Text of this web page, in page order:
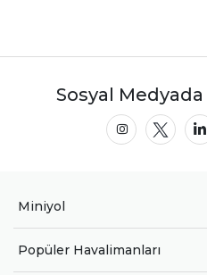
Sosyal
Miniyol
Popüler Havalimanları